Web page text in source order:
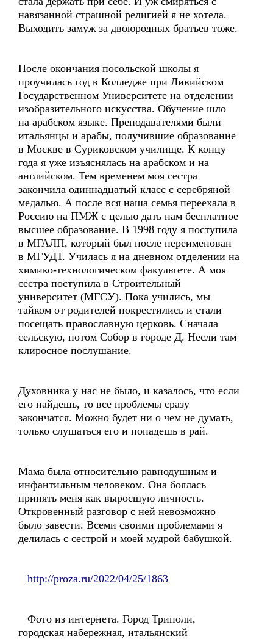
навязанной страшной религией я не хотела.
Выходить замуж за двоюродных братьев тоже.
После окончания посольской школы я
проучилась год в Колледже при Ливийском
Государственном Университете на отделении
изобразительного искусства. Обучение шло
на арабском языке. Преподавателями были
итальянцы и арабы, получившие образование
в Москве в Суриковском училище. К концу
года я уже изъяснялась на арабском и на
английском. Тем временем моя сестра
закончила одиннадцатый класс с серебряной
медалью. А после вся наша семья переехала в
Россию на ПМЖ с целью дать нам бесплатное
высшее образование. В 1998 году я поступила
в МГАЛП, который был после переименован
в МГУДТ. Училась я на дневном отделении на
химико-технологическом факультете. А моя
сестра поступила в Строительный
университет (МГСУ). Пока учились, мы
тайком от родителей покрестились и стали
посещать православную церковь. Сначала
сельскую, потом Собор в городе Д. Несли там
клиросное послушание.
Духовника у нас не было, и казалось, что если
его найдешь, то все проблемы сразу
закончатся. Можно будет ни о чем не думать,
только слушаться его и попадешь в рай.
Мама была относительно равнодушным и
инфантильным человеком. Она боялась
принять меня как выросшую личность.
Откровенный разговор с ней невозможно
было завести. Всеми своими проблемами я
делилась с сестрой и моей мудрой бабушкой.
http://proza.ru/2022/04/25/1863
Фото из интернета. Город Триполи,
городская набережная, итальянский